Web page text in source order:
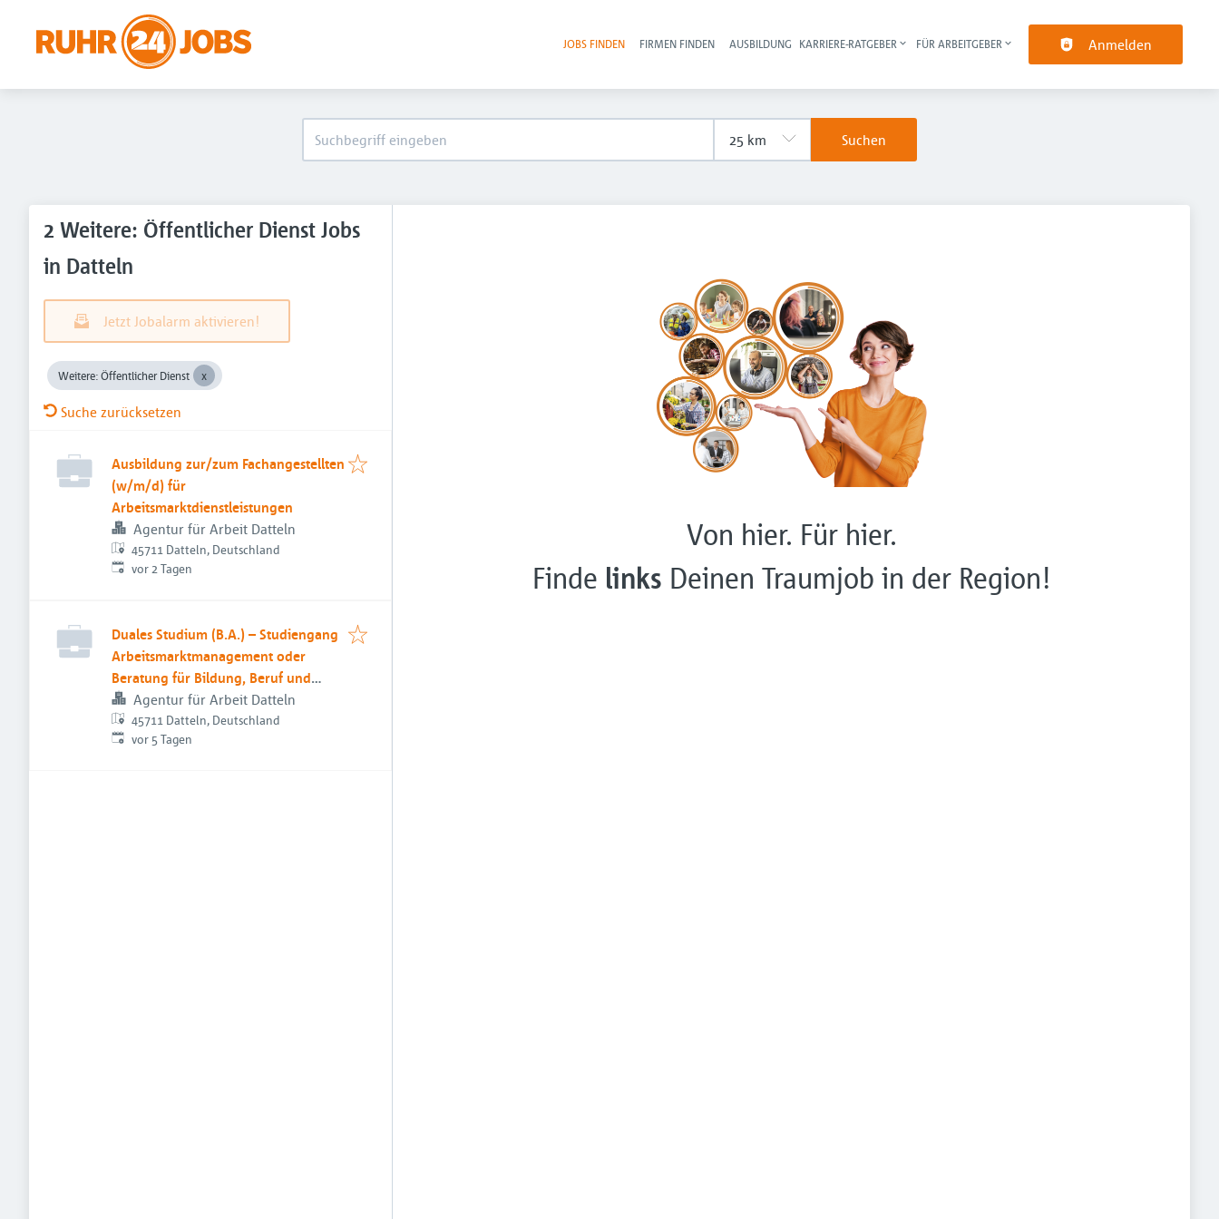
Haupt-Navigation
JOBS FINDEN FIRMEN FINDEN AUSBILDUNG KARRIERE-RATGEBER FÜR ARBEITGEBER Anmelden
Suchen
2 Weitere: Öffentlicher Dienst Jobs
in Datteln
Jetzt Jobalarm aktivieren!
Weitere: Öffentlicher Dienst
Suche zurücksetzen
Ausbildung zur/zum Fachangestellten
(w/m/d) für
Arbeitsmarktdienstleistungen
Agentur für Arbeit Datteln
45711 Datteln, Deutschland
Veröffentlicht:
vor 2 Tagen
Duales Studium (B.A.) – Studiengang
Arbeitsmarktmanagement oder
Beratung für Bildung, Beruf und
Beschäftigung
Agentur für Arbeit Datteln
45711 Datteln, Deutschland
Veröffentlicht:
vor 5 Tagen
Von hier. Für hier.
Finde links Deinen Traumjob in der Region!